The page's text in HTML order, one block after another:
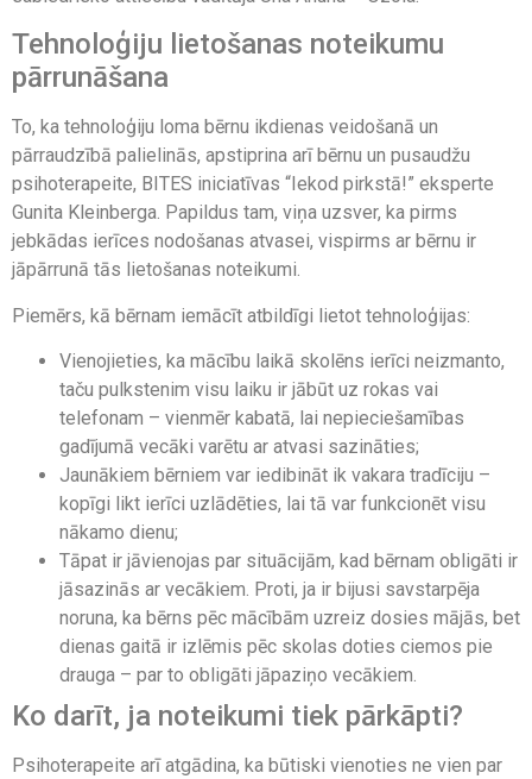
Tehnoloģiju lietošanas noteikumu
pārrunāšana
To, ka tehnoloģiju loma bērnu ikdienas veidošanā un
pārraudzībā palielinās, apstiprina arī bērnu un pusaudžu
psihoterapeite, BITES iniciatīvas “Iekod pirkstā!” eksperte
Gunita Kleinberga. Papildus tam, viņa uzsver, ka pirms
jebkādas ierīces nodošanas atvasei, vispirms ar bērnu ir
jāpārrunā tās lietošanas noteikumi.
Piemērs, kā bērnam iemācīt atbildīgi lietot tehnoloģijas:
Vienojieties, ka mācību laikā skolēns ierīci neizmanto,
taču pulkstenim visu laiku ir jābūt uz rokas vai
telefonam – vienmēr kabatā, lai nepieciešamības
gadījumā vecāki varētu ar atvasi sazināties;
Jaunākiem bērniem var iedibināt ik vakara tradīciju –
kopīgi likt ierīci uzlādēties, lai tā var funkcionēt visu
nākamo dienu;
Tāpat ir jāvienojas par situācijām, kad bērnam obligāti ir
jāsazinās ar vecākiem. Proti, ja ir bijusi savstarpēja
noruna, ka bērns pēc mācībām uzreiz dosies mājās, bet
dienas gaitā ir izlēmis pēc skolas doties ciemos pie
drauga – par to obligāti jāpaziņo vecākiem.
Ko darīt, ja noteikumi tiek pārkāpti?
Psihoterapeite arī atgādina, ka būtiski vienoties ne vien par